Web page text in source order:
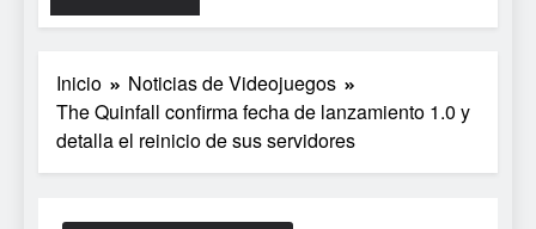
Inicio
Noticias de Videojuegos
The Quinfall confirma fecha de lanzamiento 1.0 y
detalla el reinicio de sus servidores